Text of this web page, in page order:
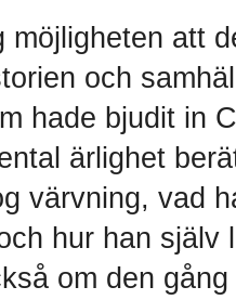
möjligheten att
och
hade bjudit in
ärlighet
värvning, vad
hur han själv
om den